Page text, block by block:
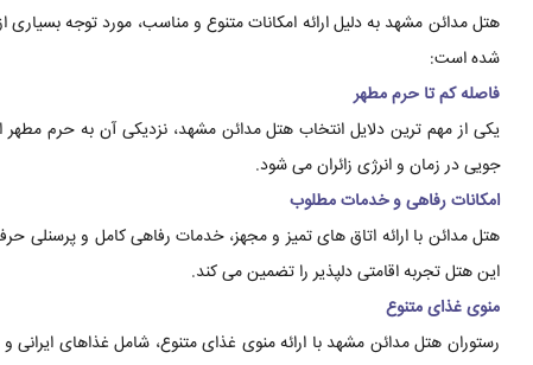
هتل مدائن مشهد به دلیل ارائه امکانات متنوع و مناسب، مورد توجه
شده است:
فاصله کم تا حرم مطهر
یکی از مهم ترین دلایل انتخاب هتل مدائن مشهد، نزدیکی آن به حرم
جویی در زمان و انرژی زائران می شود.
امکانات رفاهی و خدمات مطلوب
هتل مدائن با ارائه اتاق های تمیز و مجهز، خدمات رفاهی کامل و پرسنلی
این هتل تجربه اقامتی دلپذیر را تضمین می کند.
منوی غذای متنوع
رستوران هتل مدائن مشهد با ارائه منوی غذای متنوع، شامل غذاهای ایرانی